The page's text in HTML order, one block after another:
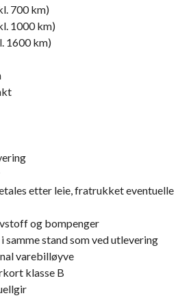
700 km)
1000 km)
1600 km)
etter leie, fratrukket eventuelle
og bompenger
samme stand som ved utlevering
varebilløyve
klasse B